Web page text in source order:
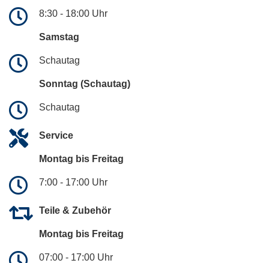
8:30 - 18:00 Uhr
Samstag
Schautag
Sonntag (Schautag)
Schautag
Service
Montag bis Freitag
7:00 - 17:00 Uhr
Teile & Zubehör
Montag bis Freitag
07:00 - 17:00 Uhr